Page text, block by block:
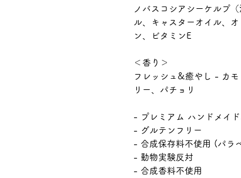
ノバスコシアシーケルプ
ル、キャスターオイル、
ン、ビタミンE
＜香り＞
フレッシュ&癒やし - カ
リー、パチョリ
- プレミアム ハンドメイ
- グルテンフリー
- 合成保存料不使用 (パラ
- 動物実験反対
- 合成香料不使用